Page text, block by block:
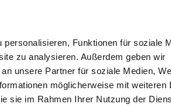
Funktionen für soziale
zu analysieren. Außerdem geben wir
unsere Partner für soziale Medien,
möglicherweise mit weiteren
sie im Rahmen Ihrer Nutzung der
an der